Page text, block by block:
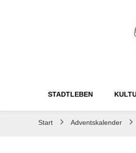
STADTLEBEN
Start Adventskalender